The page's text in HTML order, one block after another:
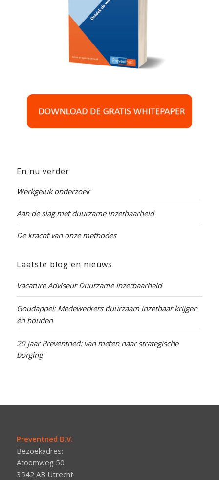
En nu verder
Werkgeluk onderzoek
Aan de slag met duurzame inzetbaarheid
De kracht van onze methodes
Laatste blog en nieuws
Vacature Adviseur Duurzame Inzetbaarheid
Goudappel: Medewerkers duurzaam inzetbaar krijgen
én houden
20 jaar Preventned: van meten naar strategische
borging
Preventned B.V.
Bezoekadres:
Atoomweg 50
3542 AB Utrecht